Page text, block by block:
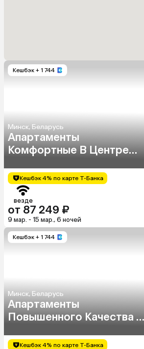
Кешбэк + 1 744
Минск, Беларусь
Апартаменты
Комфортные В Центре
Кешбэк 4% по карте Т-Банка
везде
от 87 249 ₽
9 мар. - 15 мар., 6 ночей
Кешбэк + 1 744
Минск, Беларусь
Апартаменты
Повышенного Качества В
Кешбэк 4% по карте Т-Банка